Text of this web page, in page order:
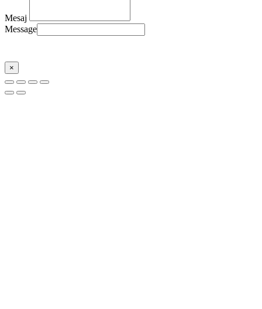
Mesaj
Message
×